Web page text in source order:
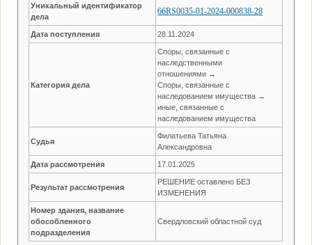
Уникальный идентификатор
дела
66RS0035-01-2024-000838-28
Дата поступления 28.11.2024
Категория дела
Споры, связанные с
наследственными
отношениями →
Споры, связанные с
наследованием имущества →
иные, связанные с
наследованием имущества
Судья
Филатьева Татьяна
Александровна
Дата рассмотрения 17.01.2025
Результат рассмотрения
РЕШЕНИЕ оставлено БЕЗ
ИЗМЕНЕНИЯ
Номер здания, название
обособленного
подразделения
Свердловский областной суд